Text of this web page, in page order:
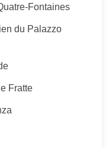
Fontaines
du Palazzo
Fratte